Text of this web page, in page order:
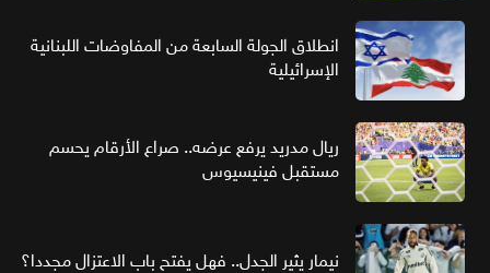
انطلاق الجولة السابعة من المفاوضات اللبنانية
الإسرائيلية
ريال مدريد يرفع عرضه.. صراع الأرقام يحسم
مستقبل فينيسيوس
نيمار يثير الجدل.. فهل يفتح باب الاعتزال مجددا؟